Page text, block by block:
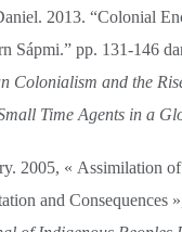
2013. “Colonial
Sápmi.” pp. 131-146
Colonialism and the
Time Agents in a
2005, « Assimilation of
and Consequences